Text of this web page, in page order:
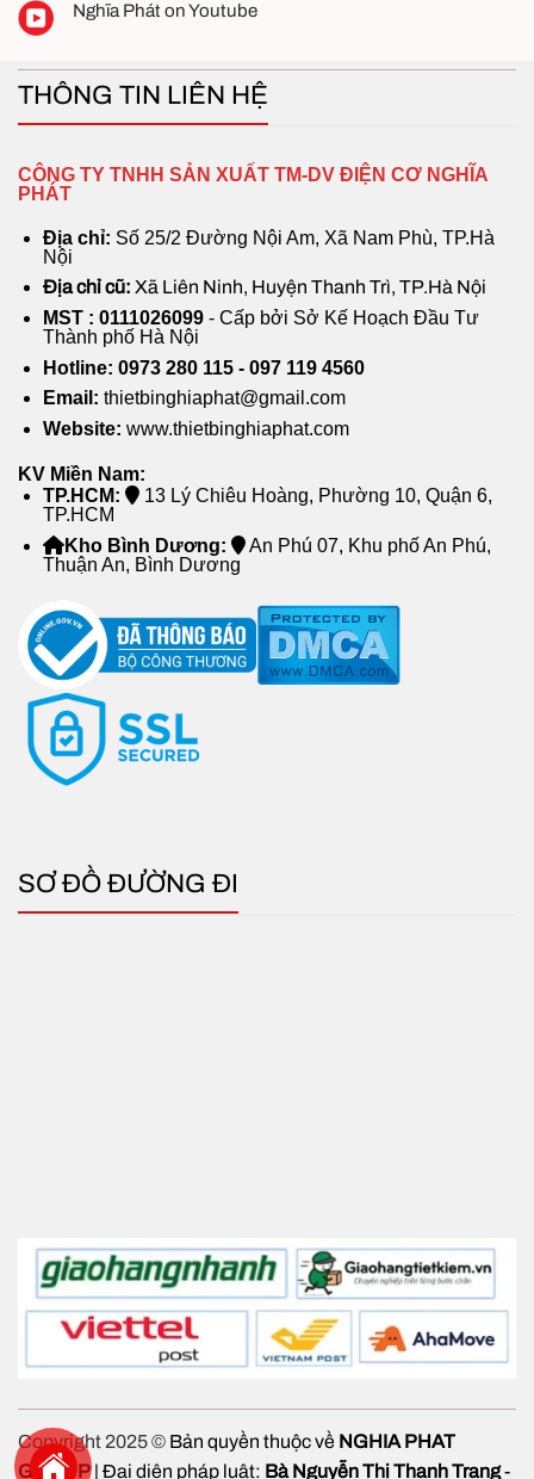
Nghĩa Phát on Youtube
THÔNG TIN LIÊN HỆ
CÔNG TY TNHH SẢN XUẤT TM-DV ĐIỆN CƠ NGHĨA
PHÁT
Địa chỉ: Số 25/2 Đường Nội Am, Xã Nam Phù, TP.Hà
Nội
Địa chỉ cũ: Xã Liên Ninh, Huyện Thanh Trì, TP.Hà Nội
MST : 0111026099 - Cấp bởi Sở Kế Hoạch Đầu Tư
Thành phố Hà Nội
Hotline: 0973 280 115 - 097 119 4560
Email: thietbinghiaphat@gmail.com
Website: www.thietbinghiaphat.com
KV Miền Nam:
TP.HCM:
13 Lý Chiêu Hoàng, Phường 10, Quận 6,
TP.HCM
Kho Bình Dương:
An Phú 07, Khu phố An Phú,
Thuận An, Bình Dương
SƠ ĐỒ ĐƯỜNG ĐI
Copyright 2025 © Bản quyền thuộc về NGHIA PHAT
GROUP| Đại diện pháp luật: Bà Nguyễn Thị Thanh Trang-